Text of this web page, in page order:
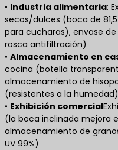
• ​ Industria alimentaria​:
secos/dulces (boca de
para cucharas), envase
rosca antifiltración)
• ​ Almacenamiento en
cocina (botella
almacenamiento de
(resistentes a la humedad)
• ​ Exhibición comercial
(la boca inclinada mejora
almacenamiento de
UV 99%)